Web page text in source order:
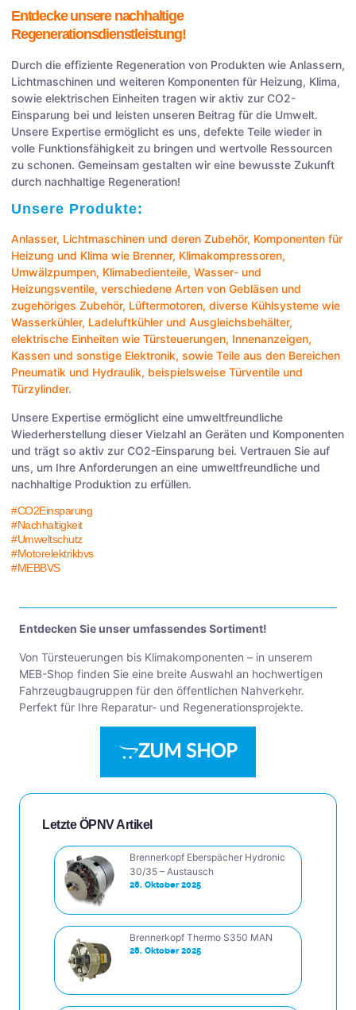
Entdecke unsere nachhaltige
Regenerationsdienstleistung!
Durch die effiziente Regeneration von Produkten wie Anlassern,
Lichtmaschinen und weiteren Komponenten für Heizung, Klima,
sowie elektrischen Einheiten tragen wir aktiv zur CO2-
Einsparung bei und leisten unseren Beitrag für die Umwelt.
Unsere Expertise ermöglicht es uns, defekte Teile wieder in
volle Funktionsfähigkeit zu bringen und wertvolle Ressourcen
zu schonen. Gemeinsam gestalten wir eine bewusste Zukunft
durch nachhaltige Regeneration!
Unsere Produkte:
Anlasser, Lichtmaschinen und deren Zubehör, Komponenten für
Heizung und Klima wie Brenner, Klimakompressoren,
Umwälzpumpen, Klimabedienteile, Wasser- und
Heizungsventile, verschiedene Arten von Gebläsen und
zugehöriges Zubehör, Lüftermotoren, diverse Kühlsysteme wie
Wasserkühler, Ladeluftkühler und Ausgleichsbehälter,
elektrische Einheiten wie Türsteuerungen, Innenanzeigen,
Kassen und sonstige Elektronik, sowie Teile aus den Bereichen
Pneumatik und Hydraulik, beispielsweise Türventile und
Türzylinder.
Unsere Expertise ermöglicht eine umweltfreundliche
Wiederherstellung dieser Vielzahl an Geräten und Komponenten
und trägt so aktiv zur CO2-Einsparung bei. Vertrauen Sie auf
uns, um Ihre Anforderungen an eine umweltfreundliche und
nachhaltige Produktion zu erfüllen.
#CO2Einsparung
#Nachhaltigkeit
#Umweltschutz
#Motorelektrikbvs
#MEBBVS
Entdecken Sie unser umfassendes Sortiment!
Von Türsteuerungen bis Klimakomponenten – in unserem
MEB-Shop finden Sie eine breite Auswahl an hochwertigen
Fahrzeugbaugruppen für den öffentlichen Nahverkehr.
Perfekt für Ihre Reparatur- und Regenerationsprojekte.
ZUM SHOP
Letzte ÖPNV Artikel
Brennerkopf Eberspächer Hydronic
30/35 – Austausch
28. Oktober 2025
Brennerkopf Thermo S350 MAN
28. Oktober 2025